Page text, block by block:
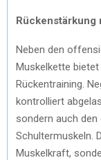
Rückenstärkung
Neben den
Muskelkette
Rückentraining.
kontrolliert
sondern auch den
Schultermuskeln.
Muskelkraft,